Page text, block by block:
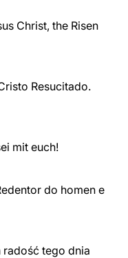
Christ, the Risen
Resucitado.
mit euch!
do homen e
radość tego dnia